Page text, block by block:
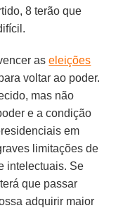
8 terão que
aseleições
voltar ao poder.
mas não
e a condição
em
limitações de
intelectuais. Se
que passar
adquirir maior